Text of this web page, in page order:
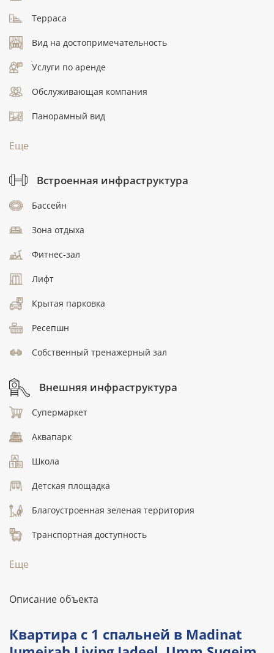
Терраса
Вид на достопримечательность
Услуги по аренде
Обслуживающая компания
Панорамный вид
Еще
Встроенная инфраструктура
Бассейн
Зона отдыха
Фитнес-зал
Лифт
Крытая парковка
Ресепшн
Собственный тренажерный зал
Внешняя инфраструктура
Супермаркет
Аквапарк
Школа
Детская площадка
Благоустроенная зеленая территория
Транспортная доступность
Еще
Описание объекта
Квартира с 1 спальней в Madinat